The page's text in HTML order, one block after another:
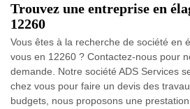
Trouvez une entreprise en
12260
Vous êtes à la recherche de société en
vous en 12260 ? Contactez-nous pour
demande. Notre société ADS Services
chez vous pour faire un devis des
budgets, nous proposons une